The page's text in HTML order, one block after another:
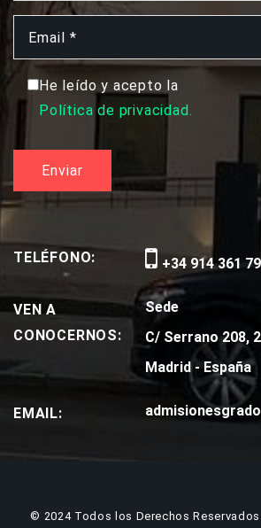
He leído y acepto la
Política de privacidad.
TELÉFONO: +34 914 361
VEN A
CONOCERNOS:
Sede
C/ Serrano 208,
Madrid - España
EMAIL:
© 2024 Todos los Derechos